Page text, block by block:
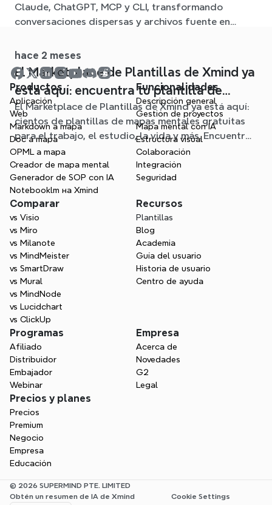
Claude, ChatGPT, MCP y CLI, transformando
conversaciones dispersas y archivos fuente en
hace 2 meses
El Marketplace de Plantillas de Xmind ya
está aquí: encuentra tu plantilla de
mapa mental para cualquier situación
El Marketplace de Plantillas de Xmind ya está aquí:
cientos de plantillas de mapas mentales gratuitas
para el trabajo, el estudio, la vida y más. Encuentra
el punto de partida ideal y olvídate de la página en
blanco.
Productos
Aplicación
Web
Markdown a mapa
Doc a mapa
OPML a mapa
Creador de mapa mental
Generador de SOP con IA
Notebooklm на Xmind
Funcionalidades
Descripción general
Gestión de proyectos
Mapa mental con IA
Estructura visual
Colaboración
Integración
Seguridad
Comparar
vs Visio
vs Miro
vs Milanote
vs MindMeister
vs SmartDraw
vs Mural
vs MindNode
vs Lucidchart
vs ClickUp
Recursos
Plantillas
Blog
Academia
Guía del usuario
Historia de usuario
Centro de ayuda
Programas
Afiliado
Distribuidor
Embajador
Webinar
Empresa
Acerca de
Novedades
G2
Legal
Precios y planes
Precios
Premium
Negocio
Empresa
Educación
© 2026 SUPERMIND PTE. LIMITED
Obtén un resumen de IA de Xmind
Cookie Settings